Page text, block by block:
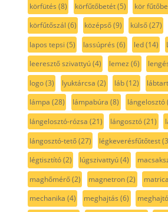
körfütés (8) körfűtőbetét(5) kör
körfűtőszál (6) középső(9) külső(27)
lapos tepsi (5) lassúprés (6) led(14)
leeresztő szivattyú(4) lemez (6)
logo(3) lyuktárcsa (2) láb(12)
lámpa (28) lámpabúra (8) lángelosztó
lángelosztó-rózsa (21) lángosztó(21)
lángosztó-tető(27) légkeverésfűtőtest
légtisztító(2) lúgszivattyú(4)
maghőmérő(2) magnetron(2) matrica
mechanika (4) meghajtás (6)